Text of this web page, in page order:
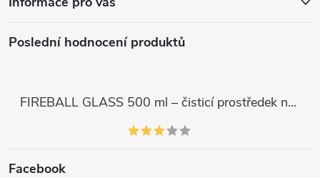
Poslední hodnocení produktů
FIREBALL GLASS 500 ml – čisticí prostředek na skla a LCD displeje
Facebook